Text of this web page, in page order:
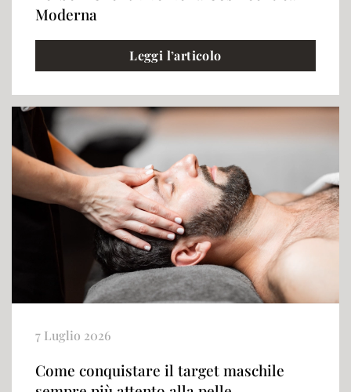
Moderna
Leggi l’articolo
7 Luglio 2026
Come conquistare il target maschile